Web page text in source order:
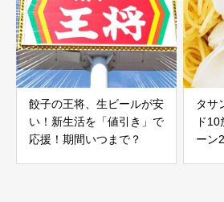
餃子の王将、生ビールが安
い！新生活を「値引き」で
応援！期間いつまで？
タサ
ド
ーン